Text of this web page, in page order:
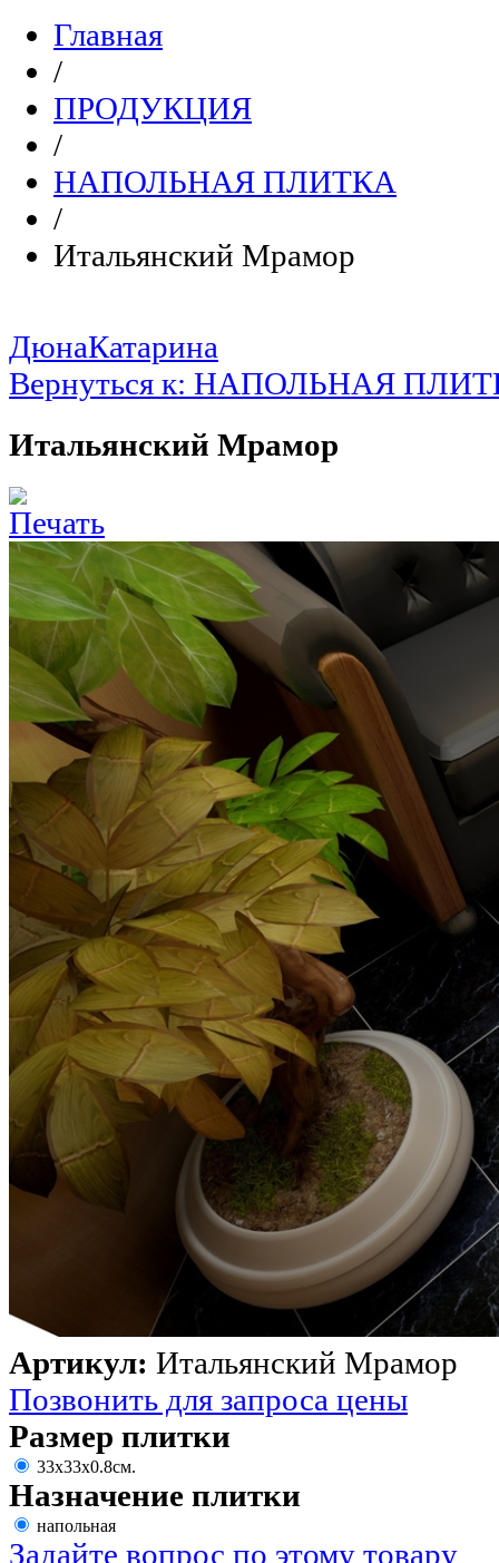
Главная
/
ПРОДУКЦИЯ
/
НАПОЛЬНАЯ ПЛИТКА
/
Итальянский Мрамор
ДюнаКатарина
Вернуться к: НАПОЛЬНАЯ
Итальянский Мрамор
Артикул: Итальянский Мрамор
Позвонить для запроса цены
Размер плитки
33х33х0.8см.
Назначение плитки
напольная
Задайте вопрос по этому товару